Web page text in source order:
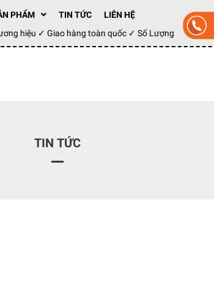
PHẨM TIN TỨC
LIÊN HỆ
hiệu ✓ Giao hàng toàn quốc ✓ Số Lượng 100 cái
TIN TỨC